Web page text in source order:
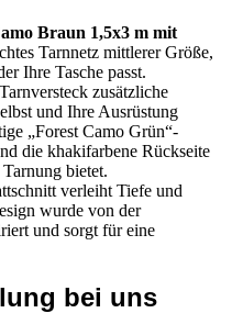
Braun 1,5x3 m​ mit
Tarnnetz mittlerer Größe,
Ihre Tasche passt.
zusätzliche
und Ihre Ausrüstung
„Forest Camo Grün“-
die khakifarbene Rückseite
bietet.
verleiht Tiefe und
wurde von der
und sorgt für eine
bei uns